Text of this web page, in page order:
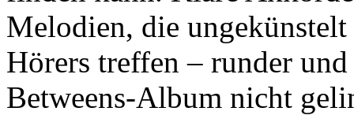
Melodien, die
Hörers treffen – runder
Betweens-Album nicht